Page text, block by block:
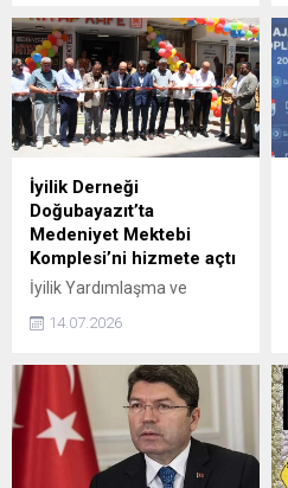
ve rafine iş modeliyle
gastronomi dünyasında
dikkat çekiyor. Günümüz
şehir hayatında daha hafif,
sağlıklı ve pratik sofralara
duyulan ihtiyaç her geçen
gün artarken, bu ihtiyacı
doğru okuyan yeni nesil...
İyilik Derneği
Doğubayazıt’ta
Medeniyet Mektebi
Komplesi’ni hizmete açtı
İyilik Yardımlaşma ve
Doğubayazıt’ta Gönüllü
Medeniyet Mektebi
Kompleksi’nin açılışını
gerçekleştirdi. Bünyesinde
ihtiyaç sahibi aileler için İyilik
Mağazası, sosyal faaliyet
14.07.2026